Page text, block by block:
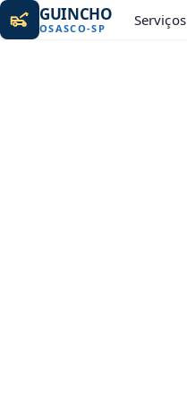
GUINCHO
OSASCO-SP Serviços